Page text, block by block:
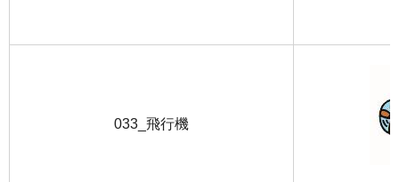
033_飛行機